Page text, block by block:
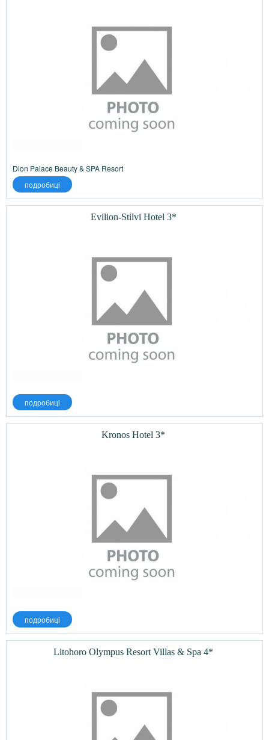
Dion Palace Beauty & SPA Resort
подробиці
Evilion-Stilvi Hotel 3*
подробиці
Kronos Hotel 3*
подробиці
Litohoro Olympus Resort Villas & Spa 4*